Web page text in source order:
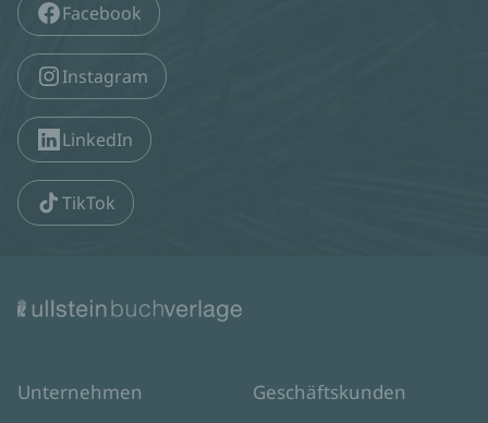
Facebook
Instagram
LinkedIn
TikTok
Unternehmen Geschäftskunden